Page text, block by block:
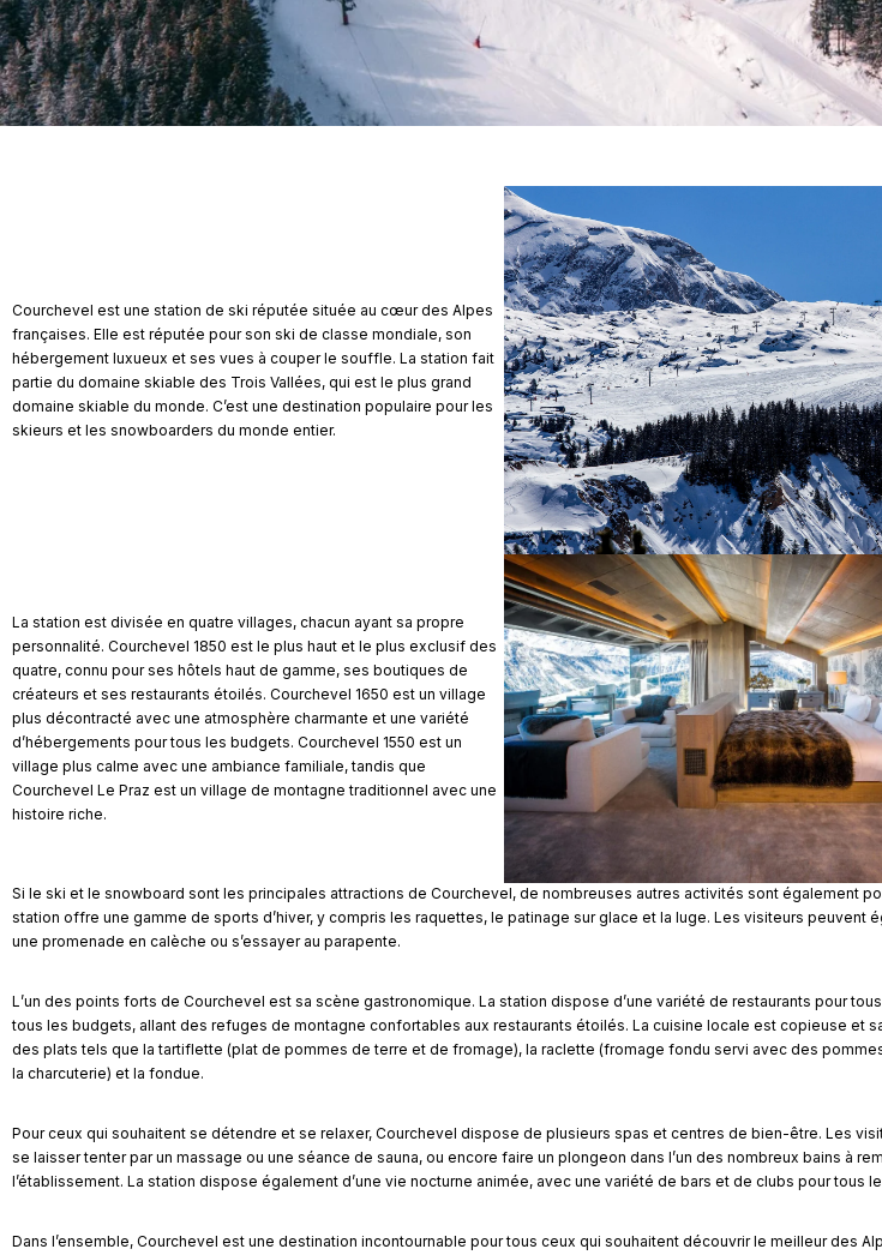
Courchevel est une station de ski réputée située au cœur des Alpes
françaises. Elle est réputée pour son ski de classe mondiale, son
hébergement luxueux et ses vues à couper le souffle. La station fait
partie du domaine skiable des Trois Vallées, qui est le plus grand
domaine skiable du monde. C’est une destination populaire pour les
skieurs et les snowboarders du monde entier.
La station est divisée en quatre villages, chacun ayant sa propre
personnalité. Courchevel 1850 est le plus haut et le plus exclusif des
quatre, connu pour ses hôtels haut de gamme, ses boutiques de
créateurs et ses restaurants étoilés. Courchevel 1650 est un village
plus décontracté avec une atmosphère charmante et une variété
d’hébergements pour tous les budgets. Courchevel 1550 est un
village plus calme avec une ambiance familiale, tandis que
Courchevel Le Praz est un village de montagne traditionnel avec une
histoire riche.
Si le ski et le snowboard sont les principales attractions de Courchevel, de nombreuses autres activités sont également
station offre une gamme de sports d’hiver, y compris les raquettes, le patinage sur glace et la luge. Les visiteurs peuvent
une promenade en calèche ou s’essayer au parapente.
L’un des points forts de Courchevel est sa scène gastronomique. La station dispose d’une variété de restaurants pour
tous les budgets, allant des refuges de montagne confortables aux restaurants étoilés. La cuisine locale est copieuse et
des plats tels que la tartiflette (plat de pommes de terre et de fromage), la raclette (fromage fondu servi avec des
la charcuterie) et la fondue.
Pour ceux qui souhaitent se détendre et se relaxer, Courchevel dispose de plusieurs spas et centres de bien-être. Les
se laisser tenter par un massage ou une séance de sauna, ou encore faire un plongeon dans l’un des nombreux bains à
l’établissement. La station dispose également d’une vie nocturne animée, avec une variété de bars et de clubs pour tous
Dans l’ensemble, Courchevel est une destination incontournable pour tous ceux qui souhaitent découvrir le meilleur des